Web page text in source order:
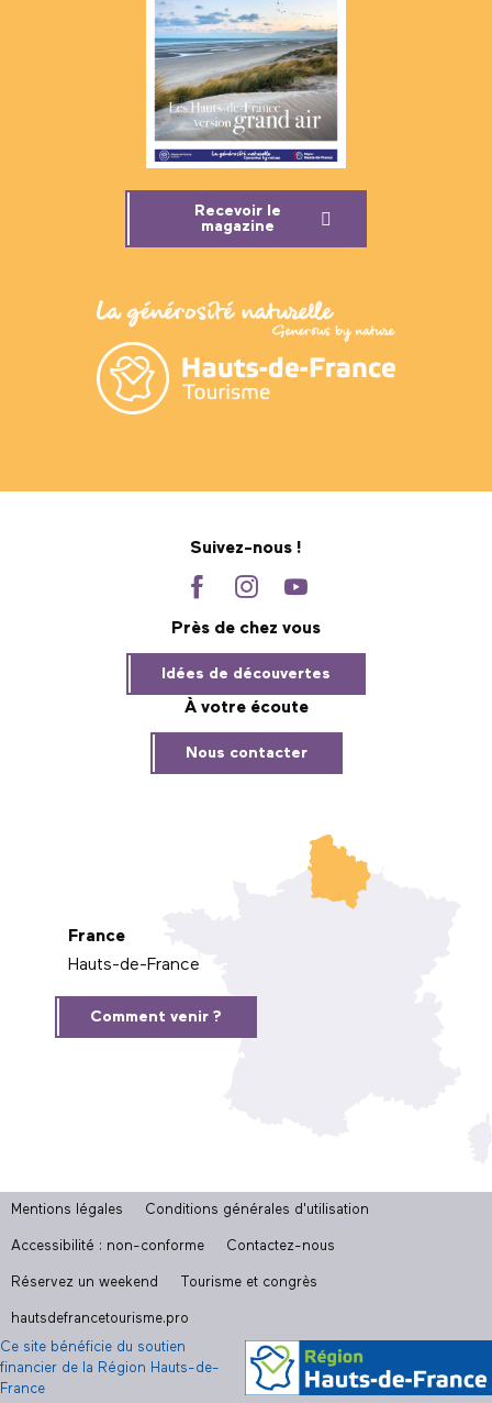
Recevoir le
magazine
Suivez-nous !
Près de chez vous
Idées de découvertes
À votre écoute
Nous contacter
France
Hauts-de-France
Comment venir ?
Mentions légales Conditions générales d'utilisation
Accessibilité : non-conforme Contactez-nous
Réservez un weekend Tourisme et congrès
hautsdefrancetourisme.pro
Ce site bénéficie du soutien
financier de la Région Hauts-de-
France